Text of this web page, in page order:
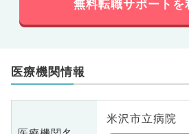
無料転職サポートを
医療機関情報
米沢市立病院